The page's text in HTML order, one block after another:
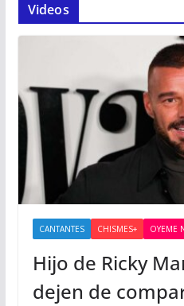
Videos
CANTANTES CHISMES+ OYEME
Hijo de Ricky
dejen de